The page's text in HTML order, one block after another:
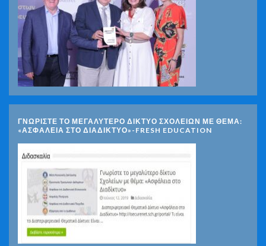
ΓΝΩΡΊΣΤΕ ΤΟ ΜΕΓΑΛΎΤΕΡΟ ΔΊΚΤΥΟ ΣΧΟΛΕΊΩΝ ΜΕ ΘΈΜΑ:
«ΑΣΦΆΛΕΙΑ ΣΤΟ ΔΙΑΔΊΚΤΥΟ»-FRESH EDUCATION